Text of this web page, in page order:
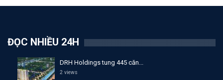
ĐỌC NHIỀU 24H
DRH Holdings tung 445 căn...
2 views